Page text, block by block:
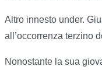
Altro innesto under.
all’occorrenza terzino
Nonostante la sua